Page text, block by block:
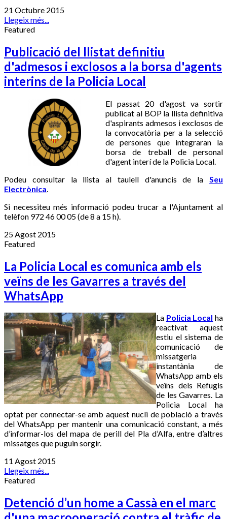
21 Octubre 2015
Llegeix més...
Featured
Publicació del llistat definitiu
d'admesos i exclosos a la borsa d'agents
interins de la Policia Local
El passat 20 d'agost va sortir
publicat al BOP la llista definitiva
d'aspirants admesos i exclosos de
la convocatòria per a la selecció
de persones que integraran la
borsa de treball de personal
d'agent interí de la Policia Local.
Podeu consultar la llista al taulell d'anuncis de la Seu
Electrònica
Si necessiteu més informació podeu trucar a l'Ajuntament al
telèfon 972 46 00 05 (de 8 a 15 h).
25 Agost 2015
Featured
La Policia Local es comunica amb els
veïns de les Gavarres a través del
WhatsApp
La Policia Local ha
reactivat aquest
estiu el sistema de
comunicació de
missatgeria
instantània de
WhatsApp amb els
veïns dels Refugis
de les Gavarres. La
Policia Local ha
optat per connectar-se amb aquest nucli de població a través
del WhatsApp per mantenir una comunicació constant, a més
d’informar-los del mapa de perill del Pla d’Alfa, entre d’altres
missatges que puguin sorgir.
11 Agost 2015
Llegeix més...
Featured
Detenció d’un home a Cassà en el marc